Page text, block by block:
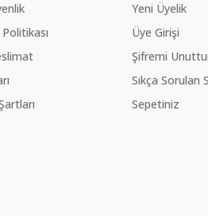
Yeni Üyelik
Üye Girişi
Şifremi
Sıkça Sorulan
Sepetiniz